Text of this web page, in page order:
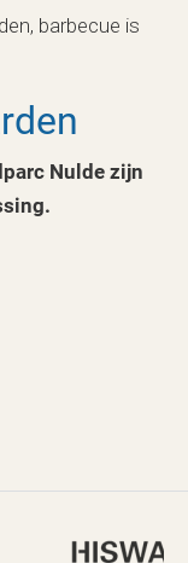
barbecue is
Nulde zijn